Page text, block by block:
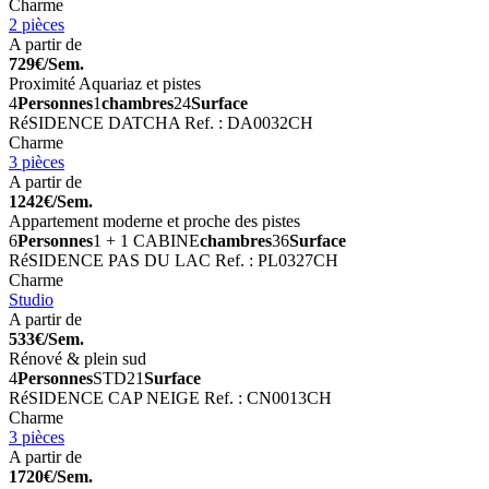
Charme
2 pièces
A partir de
729€/Sem.
Proximité Aquariaz et pistes
4Personnes1chambres24Surface
RéSIDENCE DATCHA Ref. : DA0032CH
Charme
3 pièces
A partir de
1242€/Sem.
Appartement moderne et proche des pistes
6Personnes1 + 1 CABINEchambres36Surface
RéSIDENCE PAS DU LAC Ref. : PL0327CH
Charme
Studio
A partir de
533€/Sem.
Rénové & plein sud
4PersonnesSTD21Surface
RéSIDENCE CAP NEIGE Ref. : CN0013CH
Charme
3 pièces
A partir de
1720€/Sem.